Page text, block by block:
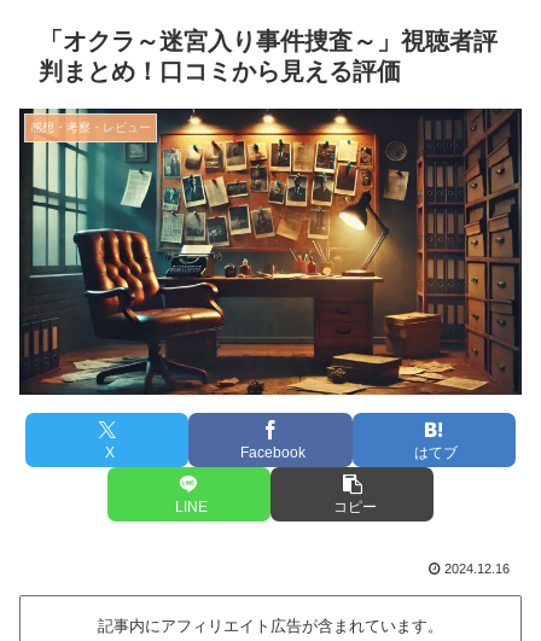
「オクラ～迷宮入り事件捜査～」視聴者評
判まとめ！口コミから見える評価
感想・考察・レビュー
X Facebook はてブ
LINE コピー
2024.12.16
記事内にアフィリエイト広告が含まれています。